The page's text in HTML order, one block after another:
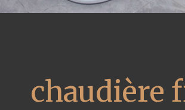
chaudière